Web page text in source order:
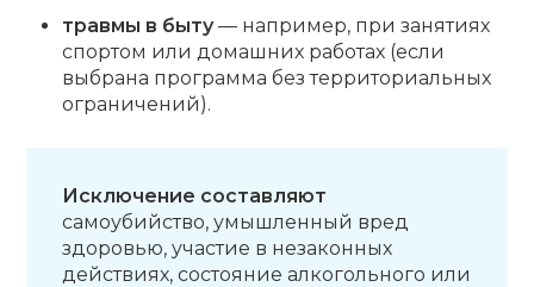
травмы в быту— например, при занятиях
спортом или домашних работах (если
выбрана программа без территориальных
ограничений).
Исключение составляют
самоубийство, умышленный вред
здоровью, участие в незаконных
действиях, состояние алкогольного или